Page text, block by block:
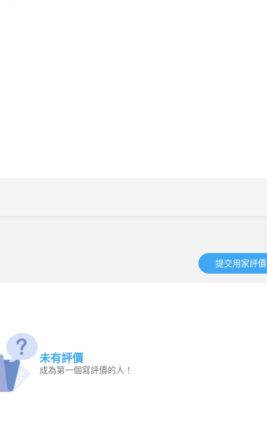
提交用家評價​
未有評價
成為第一個寫評價的人！